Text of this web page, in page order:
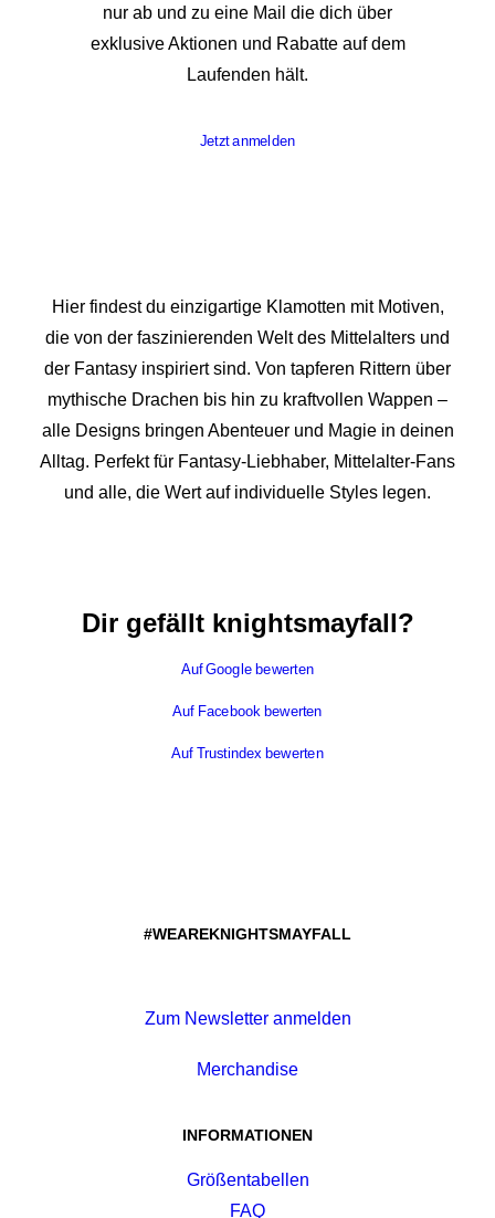
nur ab und zu eine Mail die dich über
exklusive Aktionen und Rabatte auf dem
Laufenden hält.
Jetzt anmelden
Hier findest du einzigartige Klamotten mit Motiven,
die von der faszinierenden Welt des Mittelalters und
der Fantasy inspiriert sind. Von tapferen Rittern über
mythische Drachen bis hin zu kraftvollen Wappen –
alle Designs bringen Abenteuer und Magie in deinen
Alltag. Perfekt für Fantasy-Liebhaber, Mittelalter-Fans
und alle, die Wert auf individuelle Styles legen.
Dir gefällt knightsmayfall?
Auf Google bewerten
Auf Facebook bewerten
Auf Trustindex bewerten
#WEAREKNIGHTSMAYFALL
Zum Newsletter anmelden
Merchandise
INFORMATIONEN
Größentabellen
FAQ